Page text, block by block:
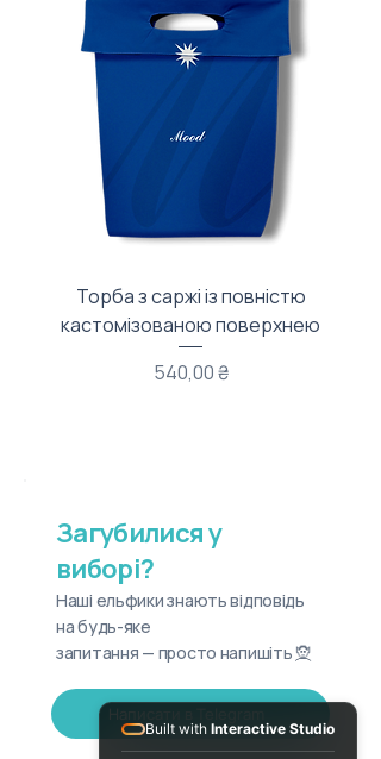
Торба з саржі із повністю
кастомізованою поверхнею
Ціна
540,00 ₴
Загубилися у
виборі?
Наші ельфики знають відповідь
на будь-яке
запитання — просто напишіть 🧝
Написати в Telegram
Built with Interactive Studio